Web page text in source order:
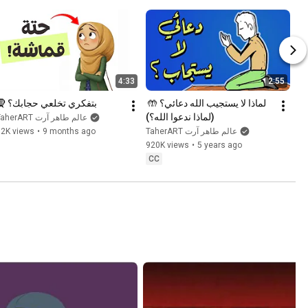
4:33
بتفكري تخلعي حجابك؟
TaherART عالم طاهر آرت
views • 9 months ago
2:55
(لماذا ندعوا الله؟)
TaherART عالم طاهر آرت
920K views • 5 years ago
CC